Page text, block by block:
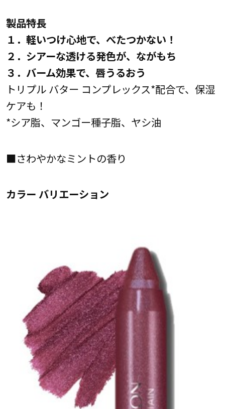
製品特長
１．軽いつけ心地で、べたつかない！
２．シアーな透ける発色が、ながもち
３．バーム効果で、唇うるおう
トリプル バター コンプレックス*配合で、保湿
ケアも！
*シア脂、マンゴー種子脂、ヤシ油
■さわやかなミントの香り
カラー バリエーション